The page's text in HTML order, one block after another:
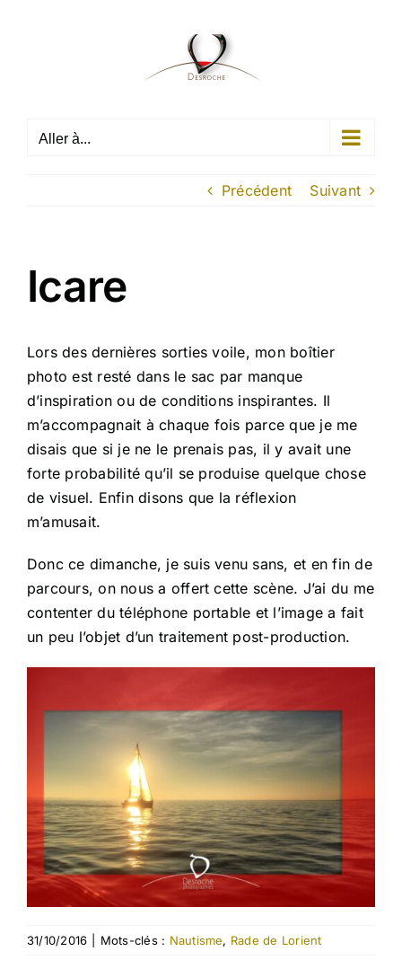
Aller à...
Précédent Suivant
Icare
Lors des dernières sorties voile, mon boîtier
photo est resté dans le sac par manque
d’inspiration ou de conditions inspirantes. Il
m’accompagnait à chaque fois parce que je me
disais que si je ne le prenais pas, il y avait une
forte probabilité qu’il se produise quelque chose
de visuel. Enfin disons que la réflexion
m’amusait.
Donc ce dimanche, je suis venu sans, et en fin de
parcours, on nous a offert cette scène. J’ai du me
contenter du téléphone portable et l’image a fait
un peu l’objet d’un traitement post-production.
31/10/2016 Mots-clés : Nautisme, Rade de Lorient